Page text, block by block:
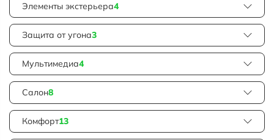
Элементы экстерьера4
Защита от угона3
Мультимедиа4
Салон8
Комфорт13